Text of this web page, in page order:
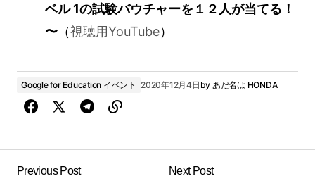
ベル 1の試験バウチャーを１２人が当てる！
〜 （視聴用YouTube）
Google for Education イベント 2020年12月4日 by あだ名は HONDA
Previous Post Next Post